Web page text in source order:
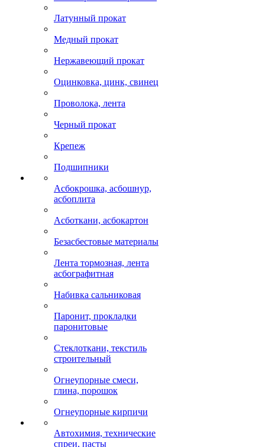
Латунный прокат
Медный прокат
Нержавеющий прокат
Оцинковка, цинк, свинец
Проволока, лента
Черный прокат
Крепеж
Подшипники
Асбокрошка, асбошнур,
асбоплита
Асботкани, асбокартон
Безасбестовые материалы
Лента тормозная, лента
асбографитная
Набивка сальниковая
Паронит, прокладки
паронитовые
Стеклоткани, текстиль
строительный
Огнеупорные смеси,
глина, порошок
Огнеупорные кирпичи
Автохимия, технические
спреи, пасты